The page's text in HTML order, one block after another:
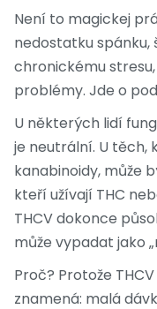
Není to magickej
nedostatku spánku,
chronickému
problémy. Jde o
U některých lidí
je neutrální. U těch,
kanabinoidy, může
kteří užívají THC
THCV dokonce
může vypadat jako
Proč? Protože
znamená: malá